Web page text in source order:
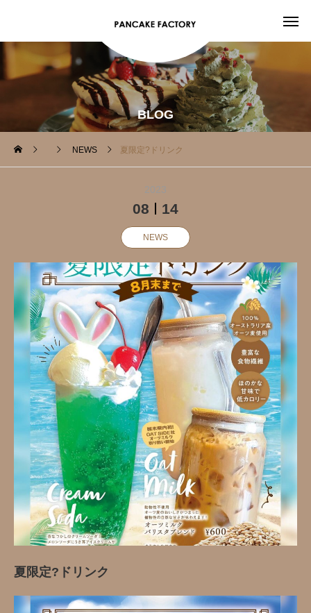
BLOG
NEWS 夏限定?️ドリンク
2023
08 14
NEWS
夏限定?️ドリンク